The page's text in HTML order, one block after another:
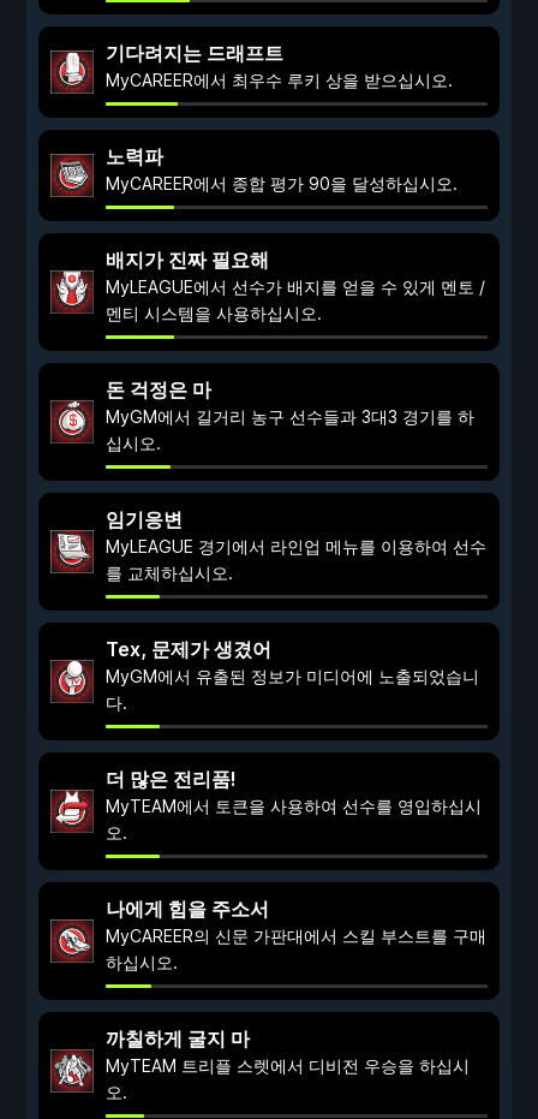
기다려지는 드래프트
MyCAREER에서 최우수 루키 상을 받으십시오.
노력파
MyCAREER에서 종합 평가 90을 달성하십시오.
배지가 진짜 필요해
MyLEAGUE에서 선수가 배지를 얻을 수 있게 멘토 /
멘티 시스템을 사용하십시오.
돈 걱정은 마
MyGM에서 길거리 농구 선수들과 3대3 경기를 하
십시오.
임기응변
MyLEAGUE 경기에서 라인업 메뉴를 이용하여 선수
를 교체하십시오.
Tex, 문제가 생겼어
MyGM에서 유출된 정보가 미디어에 노출되었습니
다.
더 많은 전리품!
MyTEAM에서 토큰을 사용하여 선수를 영입하십시
오.
나에게 힘을 주소서
MyCAREER의 신문 가판대에서 스킬 부스트를 구매
하십시오.
까칠하게 굴지 마
MyTEAM 트리플 스렛에서 디비전 우승을 하십시
오.